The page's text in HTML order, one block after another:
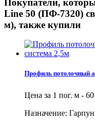
Line 50 (ПФ-7320)
м), также купили
Профиль потолочный
Цена за 1 пог. м - 60
Назначение: